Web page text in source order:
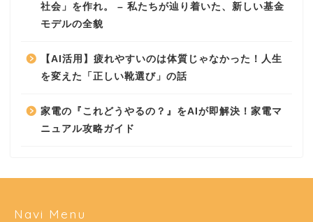
社会」を作れ。 – 私たちが辿り着いた、新しい基金
モデルの全貌
【AI活用】疲れやすいのは体質じゃなかった！人生
を変えた「正しい靴選び」の話
家電の『これどうやるの？』をAIが即解決！家電マ
ニュアル攻略ガイド
Navi Menu